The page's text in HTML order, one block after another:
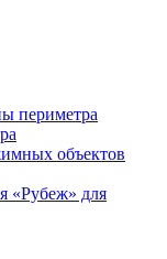
периметра
объектов
«Рубеж» для